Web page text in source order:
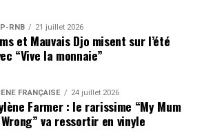
RNB 21 juillet 2026
et Mauvais Djo misent sur l’été
“Vive la monnaie”
FRANÇAISE 24 juillet 2026
Farmer : le rarissime “My Mum
va ressortir en vinyle